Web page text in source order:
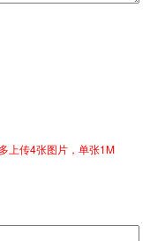
上传4张图片，单张1M